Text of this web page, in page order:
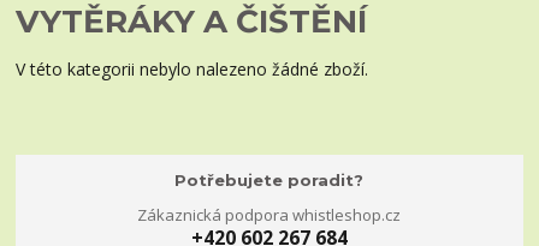
VYTĚRÁKY A ČIŠTĚNÍ
V této kategorii nebylo nalezeno žádné zboží.
Potřebujete poradit?
Zákaznická podpora whistleshop.cz
+420 602 267 684